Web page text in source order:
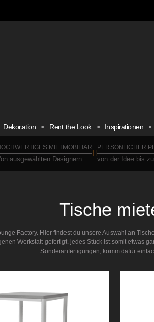
Dekoration Rent the Look Inspirationen
MIETMOBILIAR
ausgewählten Designern
PERSÖNLICHER
von der Idee bis
Tische
Factory. Hier findest du unsere Auswahl an
Werkstatt gefertigt. jedes Stück ist somit etwas
Sonderanfertigungen, komm dafür